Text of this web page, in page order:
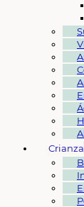
Crianza